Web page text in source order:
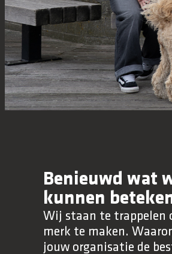
Benieuwd wat
kunnen
Wij staan te trappelen
merk te maken.
jouw organisatie de